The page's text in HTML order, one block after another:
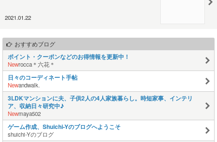
2021.01.22
おすすめブログ
ポイント・クーポンなどのお得情報を更新中！
Newrocca＊六花＊
日々のコーディネート手帖
Newandwalk.
3LDKマンションに夫、子供2人の4人家族暮らし。時短家事、インテリ
ア、収納日々研究中♪
Newmaya502
ゲーム作成、Shuichi-Yのブログへようこそ
shuichi-Yのブログ